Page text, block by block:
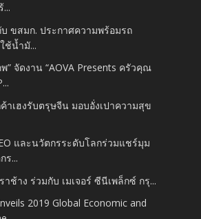
ขสมก. ประกาศความพร้อมรถ
ช้น้ำมั...
” จัดงาน “AOVA Presents ครัวคุณ
าเฮงรับตรุษจีน มอบอั่งเปาความสุข
และนวัตกรระดับโลกร่วมแชร์มุม
ร...
าช้าง ร่วมกับ เมเจอร์ ซีนีเพล็กซ์ กรุ...
2019 Global Economic and